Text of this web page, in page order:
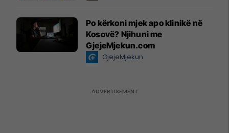
Po kërkoni mjek apo klinikë në
Kosovë? Njihuni me
GjejeMjekun.com
GjejeMjekun